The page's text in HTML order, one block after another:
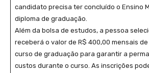
candidato precisa ter concluído o Ensino
diploma de graduação.
Além da bolsa de estudos, a pessoa
receberá o valor de R$ 400,00 mensais
curso de graduação para garantir a
custos durante o curso. As inscrições